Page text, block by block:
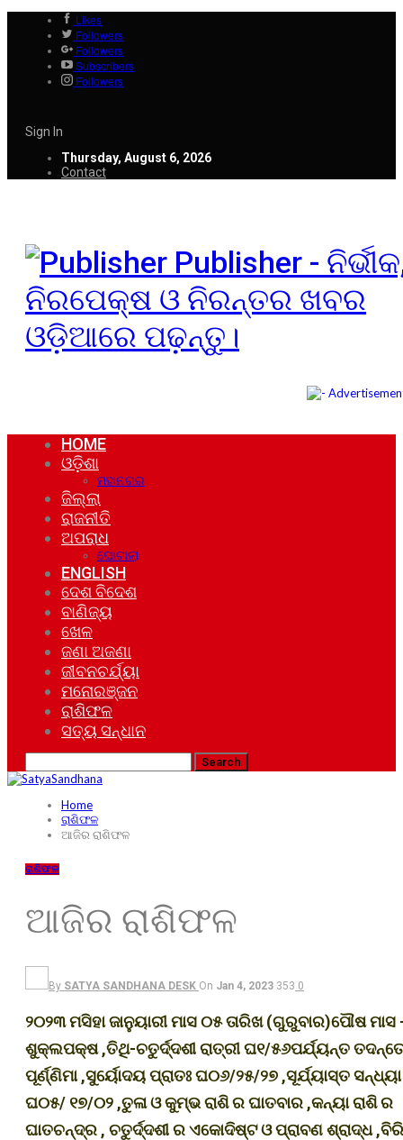
Likes
Followers
Followers
Subscribers
Followers
Sign In
Thursday, August 6, 2026
Contact
Publisher -
ନିରପେକ୍ଷ ଓ ନିରନ୍ତର ଖବର
ଓଡ଼ିଆରେ ପଢ଼ନ୍ତୁ।
HOME
ଓଡ଼ିଶା
ମହାନଗର
ଜିଲ୍ଲା
ରାଜନୀତି
ଅପରାଧ
ଘୋଟାଲା
ENGLISH
ଦେଶ ବିଦେଶ
ବାଣିଜ୍ୟ
ଖେଳ
ଜଣା ଅଜଣା
ଜୀବନଚର୍ଯ୍ୟା
ମନୋରଞ୍ଜନ
ରାଶିଫଳ
ସତ୍ୟ ସନ୍ଧାନ
Home
ରାଶିଫଳ
ଆଜିର ରାଶିଫଳ
ରାଶିଫଳ
ଆଜିର ରାଶିଫଳ
By SATYA SANDHANA DESK On Jan 4, 2023 353 0
୨୦୨୩ ମସିହା ଜାନୁୟାରୀ ମାସ ୦୫ ତାରିଖ (ଗୁରୁବାର)ପୌଷ ମାସ
ଶୁକ୍ଲପକ୍ଷ ,ତିଥି-ଚତୁର୍ଦ୍ଦଶୀ ରାତ୍ରୀ ଘ୧/୫୬ପର୍ଯ୍ୟନ୍ତ
ପୂର୍ଣ୍ଣିମା ,ସୁର୍ୟୋଦୟ ପ୍ରାତଃ ଘ୦୬/୨୫/୨୭ ,ସୂର୍ଯ୍ୟାସ୍ତ ସନ୍ଧ୍ୟା
ଘ୦୫/ ୧୭/୦୨ ,ତୁଳା ଓ କୁମ୍ଭ ରାଶି ର ଘାତବାର ,କନ୍ୟା ରାଶି ର
ଘାତଚନ୍ଦ୍ର , ଚତୁର୍ଦ୍ଦଶୀ ର ଏକୋଦିଷ୍ଟ ଓ ପ୍ରାବଣ ଶ୍ରାଦ୍ଧ ,ବିରି